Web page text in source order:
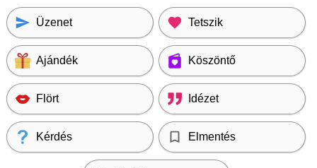
Üzenet Tetszik
Ajándék Köszöntő
Flört Idézet
Kérdés Elmentés